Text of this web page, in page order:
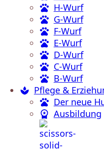
H-Wurf
G-Wurf
F-Wurf
E-Wurf
D-Wurf
C-Wurf
B-Wurf
Pflege &
Der neue
Ausbildung